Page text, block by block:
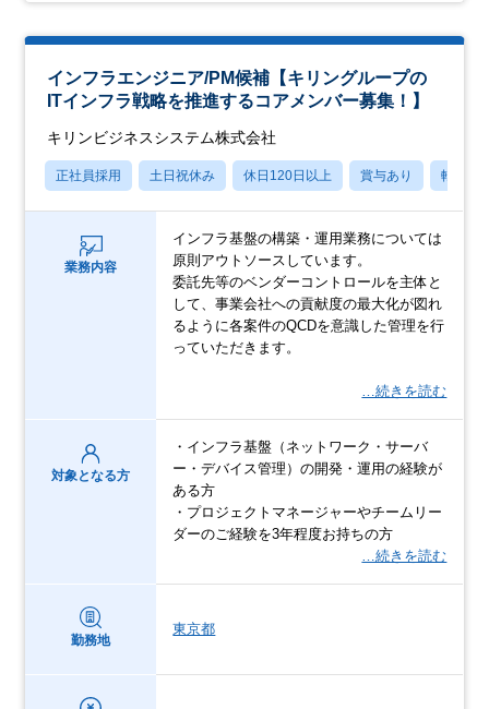
インフラエンジニア/PM候補【キリングループの
ITインフラ戦略を推進するコアメンバー募集！】
キリンビジネスシステム株式会社
正社員採用 土日祝休み 休日120日以上 賞与あり 転勤な
業務内容
インフラ基盤の構築・運用業務については
原則アウトソースしています。
委託先等のベンダーコントロールを主体と
して、事業会社への貢献度の最大化が図れ
るように各案件のQCDを意識した管理を行
っていただきます。
…続きを読む
対象となる方
・インフラ基盤（ネットワーク・サーバ
ー・デバイス管理）の開発・運用の経験が
ある方
・プロジェクトマネージャーやチームリー
ダーのご経験を3年程度お持ちの方
…続きを読む
勤務地
東京都